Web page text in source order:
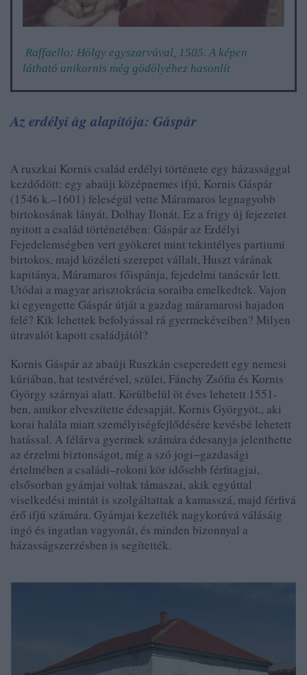
Raffaello: Hölgy egyszarvúval, 1505. A képen
látható unikornis még gödölyéhez hasonlít
Az erdélyi ág alapítója: Gáspár
A ruszkai Kornis család erdélyi története egy házassággal
kezdődött: egy abaúji középnemes ifjú, Kornis Gáspár
(1546 k.–1601) feleségül vette Máramaros legnagyobb
birtokosának lányát, Dolhay Ilonát. Ez a frigy új fejezetet
nyitott a család történetében: Gáspár az Erdélyi
Fejedelemségben vert gyökeret mint tekintélyes partiumi
birtokos, majd közéleti szerepet vállalt, Huszt várának
kapitánya, Máramaros főispánja, fejedelmi tanácsúr lett.
Utódai a magyar arisztokrácia soraiba emelkedtek. Vajon
ki egyengette Gáspár útját a gazdag máramarosi hajadon
felé? Kik lehettek befolyással rá gyermekéveiben? Milyen
útravalót kapott családjától?
Kornis Gáspár az abaúji Ruszkán cseperedett egy nemesi
kúriában, hat testvérével, szülei, Fánchy Zsófia és Kornis
György szárnyai alatt. Körülbelül öt éves lehetett 1551-
ben, amikor elveszítette édesapját, Kornis Györgyöt., aki
korai halála miatt személyiségfejlődésére kevésbé lehetett
hatással. A félárva gyermek számára édesanyja jelenthette
az érzelmi biztonságot, míg a szó jogi−gazdasági
értelmében a családi–rokoni kör idősebb férfitagjai,
elsősorban gyámjai voltak támaszai, akik egyúttal
viselkedési mintát is szolgáltattak a kamasszá, majd férfivá
érő ifjú számára. Gyámjai kezelték nagykorúvá válásáig
ingó és ingatlan vagyonát, és minden bizonnyal a
házasságszerzésben is segítették.